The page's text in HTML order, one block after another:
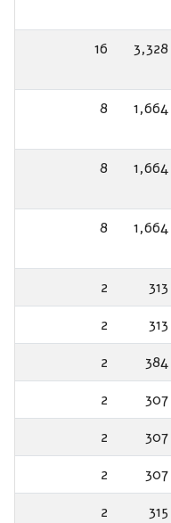
3,328
16
1,664
8
1,664
8
1,664
8
313
2
313
2
384
2
307
2
307
2
307
2
315
2